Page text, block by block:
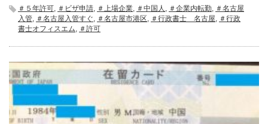
＃５年許可, ＃ビザ申請, ＃上場企業, ＃中国人 , ＃企業内転勤, ＃名古屋
入管, ＃名古屋入管すぐ, ＃名古屋市港区, ＃行政書士 名古屋, ＃行政
書士オフィスエム, ＃許可